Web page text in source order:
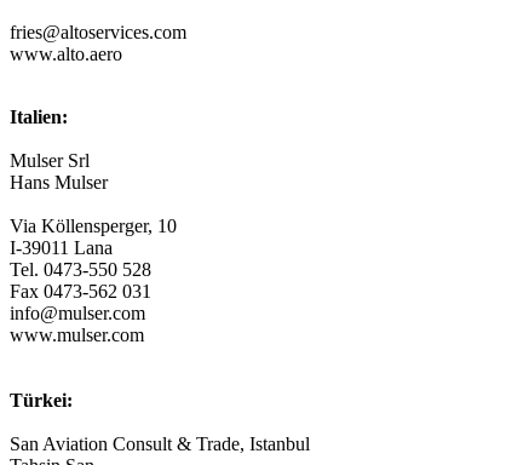
fries@altoservices.com
www.alto.aero
Italien:
Mulser Srl
Hans Mulser
Via Köllensperger, 10
I-39011 Lana
Tel. 0473-550 528
Fax 0473-562 031
info@mulser.com
www.mulser.com
Türkei:
San Aviation Consult & Trade, Istanbul